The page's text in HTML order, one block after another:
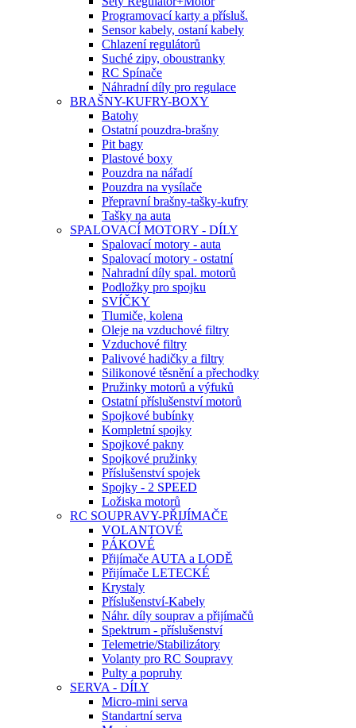
Programovací karty a přísluš.
Sensor kabely, ostaní kabely
Chlazení regulátorů
Suché zipy, oboustranky
RC Spínače
Náhradní díly pro regulace
BRAŠNY-KUFRY-BOXY
Batohy
Ostatní pouzdra-brašny
Pit bagy
Plastové boxy
Pouzdra na nářadí
Pouzdra na vysílače
Přepravní brašny-tašky-kufry
Tašky na auta
SPALOVACÍ MOTORY - DÍLY
Spalovací motory - auta
Spalovací motory - ostatní
Nahradní díly spal. motorů
Podložky pro spojku
SVÍČKY
Tlumiče, kolena
Oleje na vzduchové filtry
Vzduchové filtry
Palivové hadičky a filtry
Silikonové těsnění a přechodky
Pružinky motorů a výfuků
Ostatní příslušenství motorů
Spojkové bubínky
Kompletní spojky
Spojkové pakny
Spojkové pružinky
Příslušenství spojek
Spojky - 2 SPEED
Ložiska motorů
RC SOUPRAVY-PŘIJÍMAČE
VOLANTOVÉ
PÁKOVÉ
Přijímače AUTA a LODĚ
Přijímače LETECKÉ
Krystaly
Příslušenství-Kabely
Náhr. díly souprav a přijímačů
Spektrum - příslušenství
Telemetrie/Stabilizátory
Volanty pro RC Soupravy
Pulty a popruhy
SERVA - DÍLY
Micro-mini serva
Standartní serva